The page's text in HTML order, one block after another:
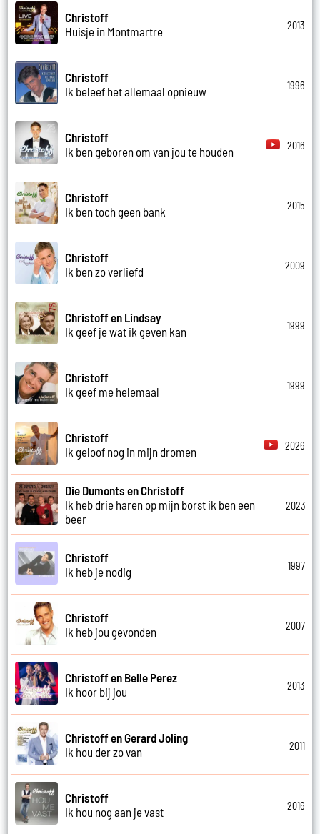
Christoff
Huisje in Montmartre
2013
Christoff
Ik beleef het allemaal opnieuw
1996
Christoff
Ik ben geboren om van jou te houden
2016
Christoff
Ik ben toch geen bank
2015
Christoff
Ik ben zo verliefd
2009
Christoff en Lindsay
Ik geef je wat ik geven kan
1999
Christoff
Ik geef me helemaal
1999
Christoff
Ik geloof nog in mijn dromen
2026
Die Dumonts en Christoff
Ik heb drie haren op mijn borst ik ben een
beer
2023
Christoff
Ik heb je nodig
1997
Christoff
Ik heb jou gevonden
2007
Christoff en Belle Perez
Ik hoor bij jou
2013
Christoff en Gerard Joling
Ik hou der zo van
2011
Christoff
Ik hou nog aan je vast
2016